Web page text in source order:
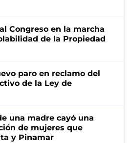
Congreso en la marcha
de la Propiedad
paro en reclamo del
de la Ley de
una madre cayó una
de mujeres que
y Pinamar